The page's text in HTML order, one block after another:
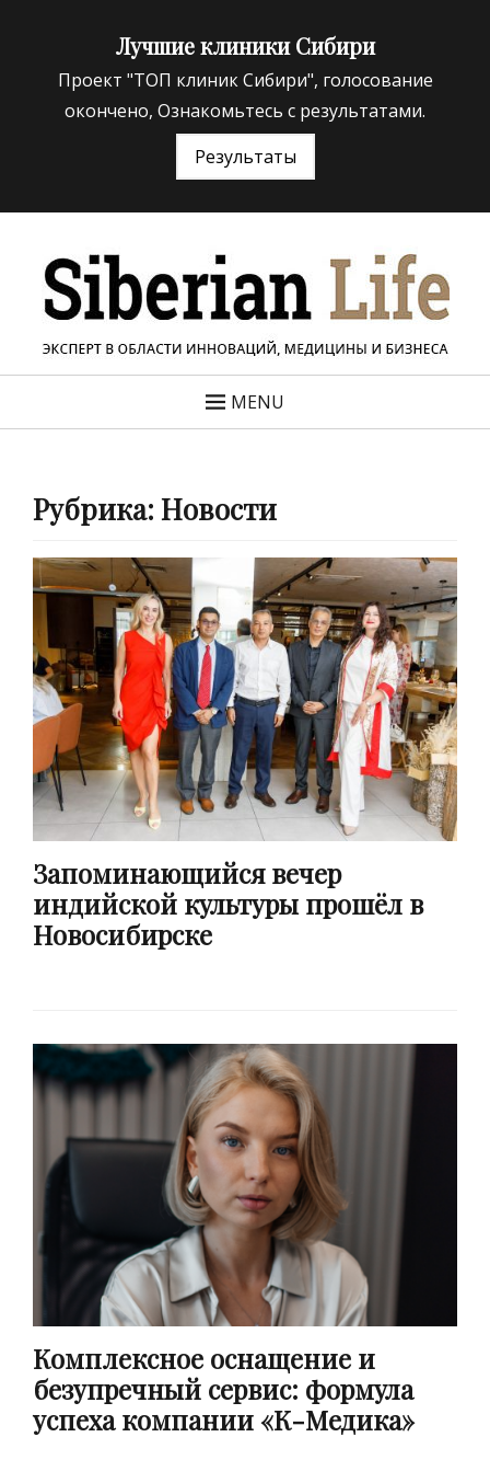
Лучшие клиники Сибири
Проект "ТОП клиник Сибири", голосование
окончено, Ознакомьтесь с результатами.
Результаты
«Siberian Life»
MENU
Рубрика: Новости
Запоминающийся вечер
индийской культуры прошёл в
Новосибирске
Комплексное оснащение и
безупречный сервис: формула
успеха компании «К-Медика»